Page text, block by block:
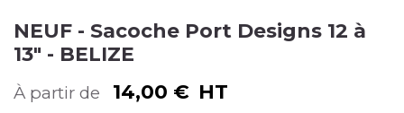
NEUF - Sacoche Port Designs 12 à
13" - BELIZE
À partir de 14,00 € HT